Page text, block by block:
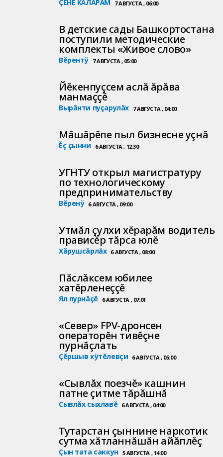
ÇĔНĔ КĂЛАРĂМ 7 АВГУСТА , 06:00
В детские сады Башкортостана
поступили методические
комплекты «Живое слово»
Вĕрентÿ 7 АВГУСТА , 05:00
Йĕкенпуçсем аслă ăрăва
манмаççĕ
Вырăнти пуçарулăх 7 АВГУСТА , 04:00
Мăшăрĕпе пыл бизнесне уçнă
Ĕç çынни 6 АВГУСТА , 12:30
УГНТУ открыл магистратуру
по технологическому
предпринимательству
Вĕренÿ 6 АВГУСТА , 09:00
Утмăл çулхи хĕрарăм водитель
прависĕр тăрса юлĕ
Хăрушсăрлăх 6 АВГУСТА , 08:00
Пăслăксем юбилее
хатĕрленеççĕ
Ял пурнăçĕ 6 АВГУСТА , 07:01
«Север» FPV-дронсен
операторĕн тивĕçне
пурнăçлать
Çĕршыв хÿтĕлевçи 6 АВГУСТА , 05:00
«Сывлăх поезчĕ» кашнин
патне çитме тăрăшнă
Сывлăх сыхлавĕ 6 АВГУСТА , 04:00
Тутарстан çыннине наркотик
сутма хăтланнăшăн айăплĕç
Çын тата саккун 5 АВГУСТА , 14:00